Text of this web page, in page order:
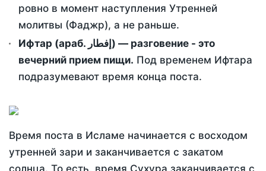
ровно в момент наступления Утренней
молитвы (Фаджр), а не раньше.
Ифтар (араб. إفطار) — разговение - это
вечерний прием пищи. Под временем Ифтара
подразумевают время конца поста.
Время поста в Исламе начинается с восходом
утренней зари и заканчивается с закатом